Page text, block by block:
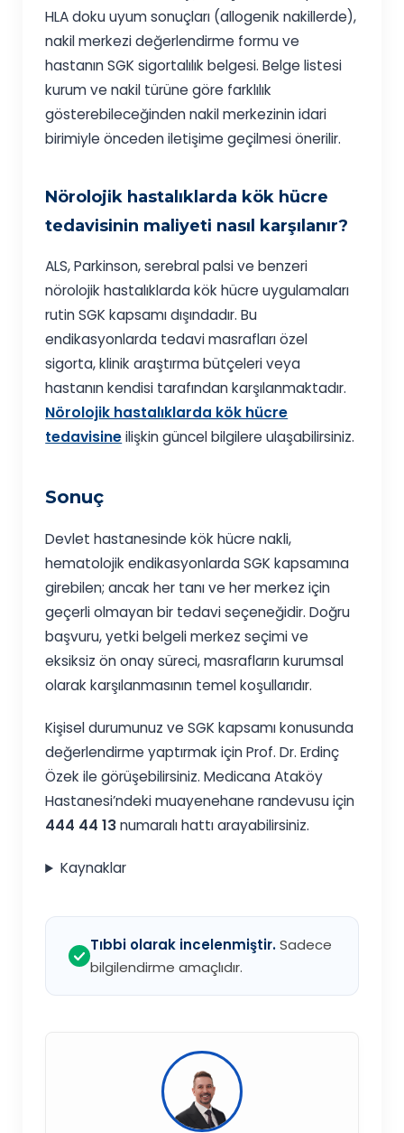
HLA doku uyum sonuçları (allogenik nakillerde),
nakil merkezi değerlendirme formu ve
hastanın SGK sigortalılık belgesi. Belge listesi
kurum ve nakil türüne göre farklılık
gösterebileceğinden nakil merkezinin idari
birimiyle önceden iletişime geçilmesi önerilir.
Nörolojik hastalıklarda kök hücre
tedavisinin maliyeti nasıl karşılanır?
ALS, Parkinson, serebral palsi ve benzeri
nörolojik hastalıklarda kök hücre uygulamaları
rutin SGK kapsamı dışındadır. Bu
endikasyonlarda tedavi masrafları özel
sigorta, klinik araştırma bütçeleri veya
hastanın kendisi tarafından karşılanmaktadır.
Nörolojik hastalıklarda kök hücre
tedavisineilişkin güncel bilgilere ulaşabilirsiniz.
Sonuç
Devlet hastanesinde kök hücre nakli,
hematolojik endikasyonlarda SGK kapsamına
girebilen; ancak her tanı ve her merkez için
geçerli olmayan bir tedavi seçeneğidir. Doğru
başvuru, yetki belgeli merkez seçimi ve
eksiksiz ön onay süreci, masrafların kurumsal
olarak karşılanmasının temel koşullarıdır.
Kişisel durumunuz ve SGK kapsamı konusunda
değerlendirme yaptırmak için Prof. Dr. Erdinç
Özek ile görüşebilirsiniz. Medicana Ataköy
Hastanesi’ndeki muayenehane randevusu için
444 44 13numaralı hattı arayabilirsiniz.
Kaynaklar
Tıbbi olarak incelenmiştir.Sadece
bilgilendirme amaçlıdır.